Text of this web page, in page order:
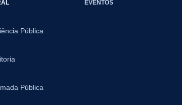
Pública
Pública
EVENTOS